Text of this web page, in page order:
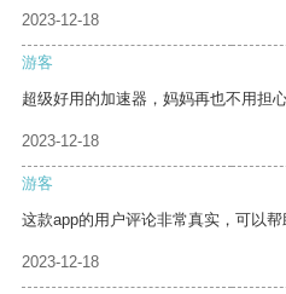
2023-12-18
游客
超级好用的加速器，妈妈再也不用担
2023-12-18
游客
这款app的用户评论非常真实，可以帮
2023-12-18